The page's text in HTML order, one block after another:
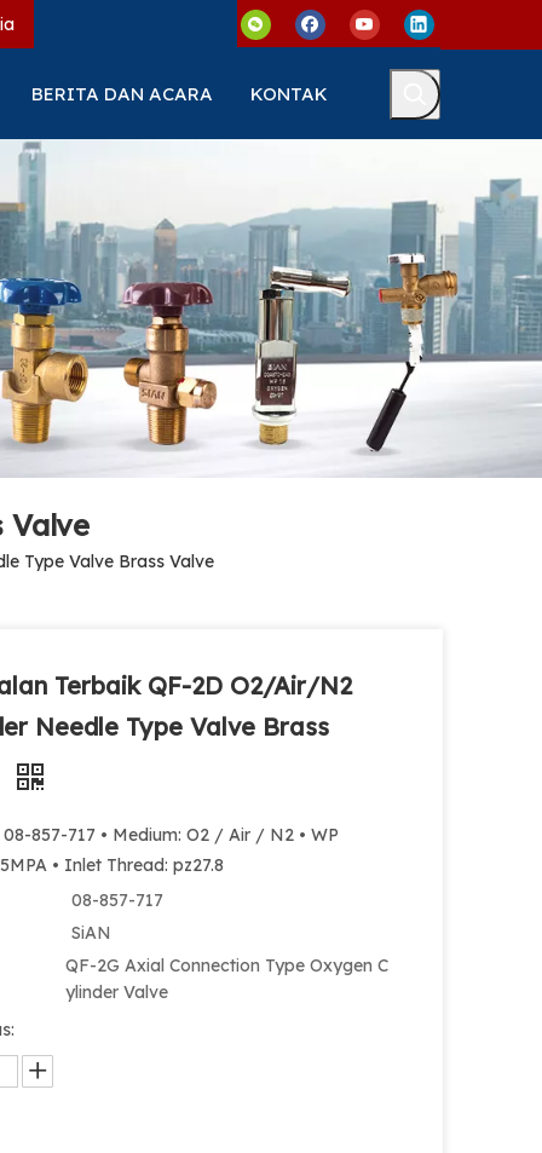
BERITA DAN ACARA KONTAK
Valve
Type Valve Brass Valve
Terbaik QF-2D O2/Air/N2
Needle Type Valve Brass
08-857-717 • Medium: O2 / Air / N2 • WP
• Inlet Thread: pz27.8
08-857-717
SiAN
QF-2G Axial Connection Type Oxygen C
ylinder Valve